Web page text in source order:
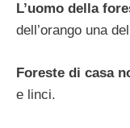
L’uomo della
dell’orango una
Foreste di casa
e linci.